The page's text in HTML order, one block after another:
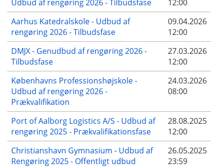
Udbud af rengøring 2026 - Tilbudsfase
12:00
Aarhus Katedralskole - Udbud af
rengøring 2026 - Tilbudsfase
09.04.2026
12:00
DMJX - Genudbud af rengøring 2026 -
Tilbudsfase
27.03.2026
12:00
Københavns Professionshøjskole -
Udbud af rengøring 2026 -
Prækvalifikation
24.03.2026
08:00
Port of Aalborg Logistics A/S - Udbud af
rengøring 2025 - Prækvalifikationsfase
28.08.2025
12:00
Christianshavn Gymnasium - Udbud af
Rengøring 2025 - Offentligt udbud
26.05.2025
23:59